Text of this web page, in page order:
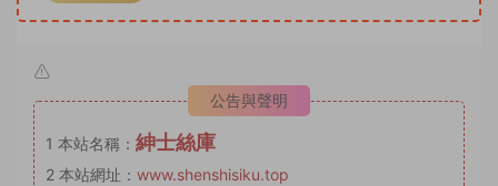
公告與聲明
1 本站名稱： 紳士絲庫
2 本站網址： www.shenshisiku.top